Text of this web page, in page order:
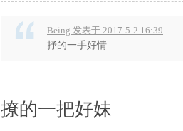
Being 发表于 2017-5-2 16:39
抒的一手好情
撩的一把好妹